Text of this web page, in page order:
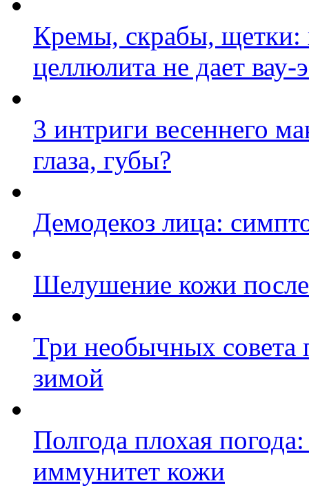
Кремы, скрабы, щетки:
целлюлита не дает вау-
3 интриги весеннего
глаза, губы?
Демодекоз лица:
Шелушение кожи после
Три необычных совета
зимой
Полгода плохая
иммунитет кожи